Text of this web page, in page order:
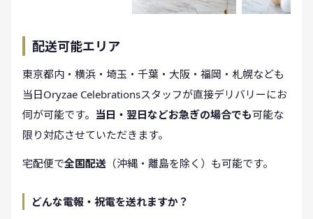
配送可能エリア
東京都内・横浜・埼玉・千葉・大阪・福岡・札幌なども
当日Oryzae Celebrationsスタッフが直接デリバリーにお
伺が可能です。 当日・翌日などお急ぎの場合でも可能な
限り対応させていただきます。
宅配便で全国配送 （沖縄・離島を除く）も可能です。
どんな電報・祝電を送れますか？